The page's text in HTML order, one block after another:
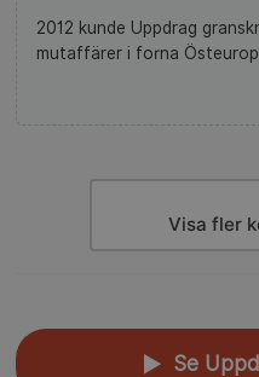
2012 kunde Uppdrag
mutaffärer i forna
Visa fler
▲ Se